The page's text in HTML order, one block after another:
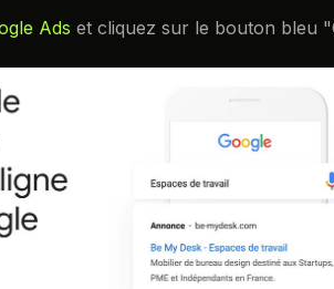
Ads et cliquez sur le bouton bleu